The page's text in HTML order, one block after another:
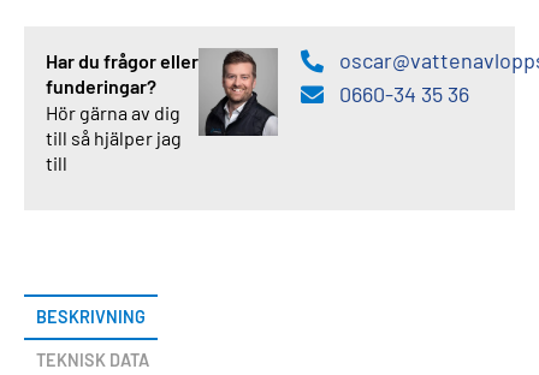
Har du frågor eller
funderingar?
Hör gärna av dig
till så hjälper jag
till
0660-34 35 36
BESKRIVNING
TEKNISK DATA